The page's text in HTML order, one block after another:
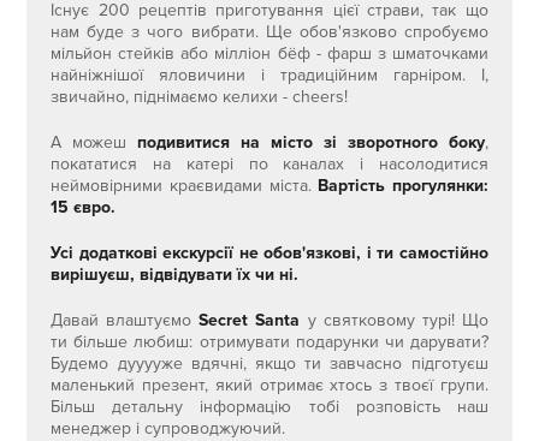
Існує 200 рецептів приготування цієї страви, так що
нам буде з чого вибрати. Ще обов'язково спробуємо
мільйон стейків або мілліон бёф - фарш з шматочками
найніжнішої яловичини і традиційним гарніром. І,
звичайно, піднімаємо келихи - cheers!
А можешподивитися на місто зі зворотного боку,
покататися на катері по каналах і насолодитися
неймовірними краєвидами міста. Вартість прогулянки:
15 євро.
Усі додаткові екскурсії не обов'язкові, і ти самостійно
вирішуєш, відвідувати їх чи ні.
Давай влаштуємоSecret Santa у святковому турі! Що
ти більше любиш: отримувати подарунки чи дарувати?
Будемо дууууже вдячні, якщо ти завчасно підготуєш
маленький презент, який отримає хтось з твоєї групи.
Більш детальну інформацію тобі розповість наш
менеджер і супроводжуючий.